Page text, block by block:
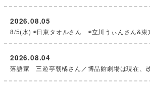
8/5(水) ◉日東タオルさん ◉立川うぃんさん&東
2026.08.05
落語家 三遊亭朝橘さん／博品館劇場は現在、
2026.08.04